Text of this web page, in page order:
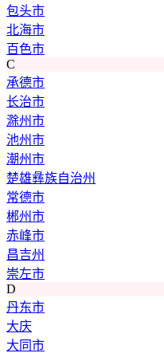
包头市
北海市
百色市
C
承德市
长治市
滁州市
池州市
潮州市
楚雄彝族自治州
常德市
郴州市
赤峰市
昌吉州
崇左市
D
丹东市
大庆
大同市